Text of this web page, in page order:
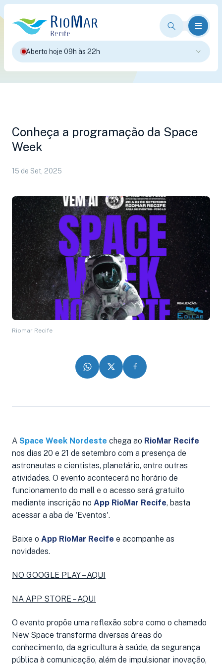
Aberto hoje 09h às 22h
Conheça a programação da Space
Week
15 de Set, 2025
Riomar Recife
A Space Week Nordeste chega ao RioMar Recife
nos dias 20 e 21 de setembro com a presença de
astronautas e cientistas, planetário, entre outras
atividades. O evento acontecerá no horário de
funcionamento do mall e o acesso será gratuito
mediante inscrição no App RioMar Recife, basta
acessar a aba de 'Eventos'.
Baixe o App RioMar Recife e acompanhe as
novidades.
NO GOOGLE PLAY – AQUI
NA APP STORE – AQUI
O evento propõe uma reflexão sobre como o chamado
New Space transforma diversas áreas do
conhecimento, da agricultura à saúde, da segurança
pública à comunicação, além de impulsionar inovação,